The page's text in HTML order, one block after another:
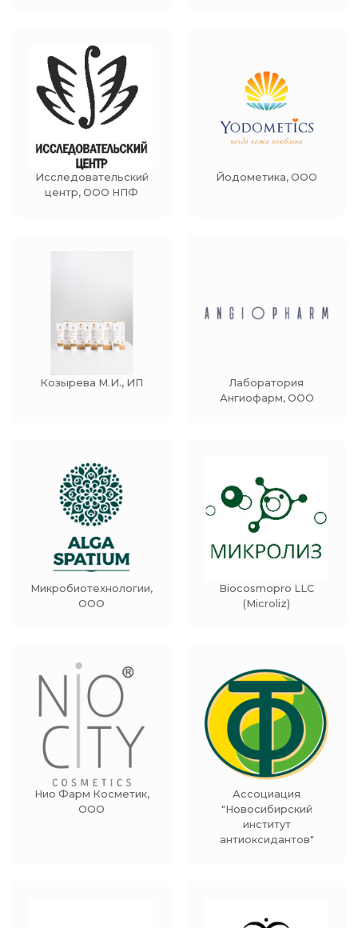
Исследовательский
центр, OOO НПФ
Йодометика, ООО
Козырева М.И., ИП
Лаборатория
Ангиофарм, ООО
Микробиотехнологии,
ООО
Biocosmopro LLC
(Microliz)
Нио Фарм Косметик,
ООО
Ассоциация
"Новосибирский
институт
антиоксидантов"